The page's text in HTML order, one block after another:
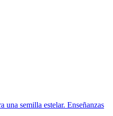
una semilla estelar. Enseñanzas